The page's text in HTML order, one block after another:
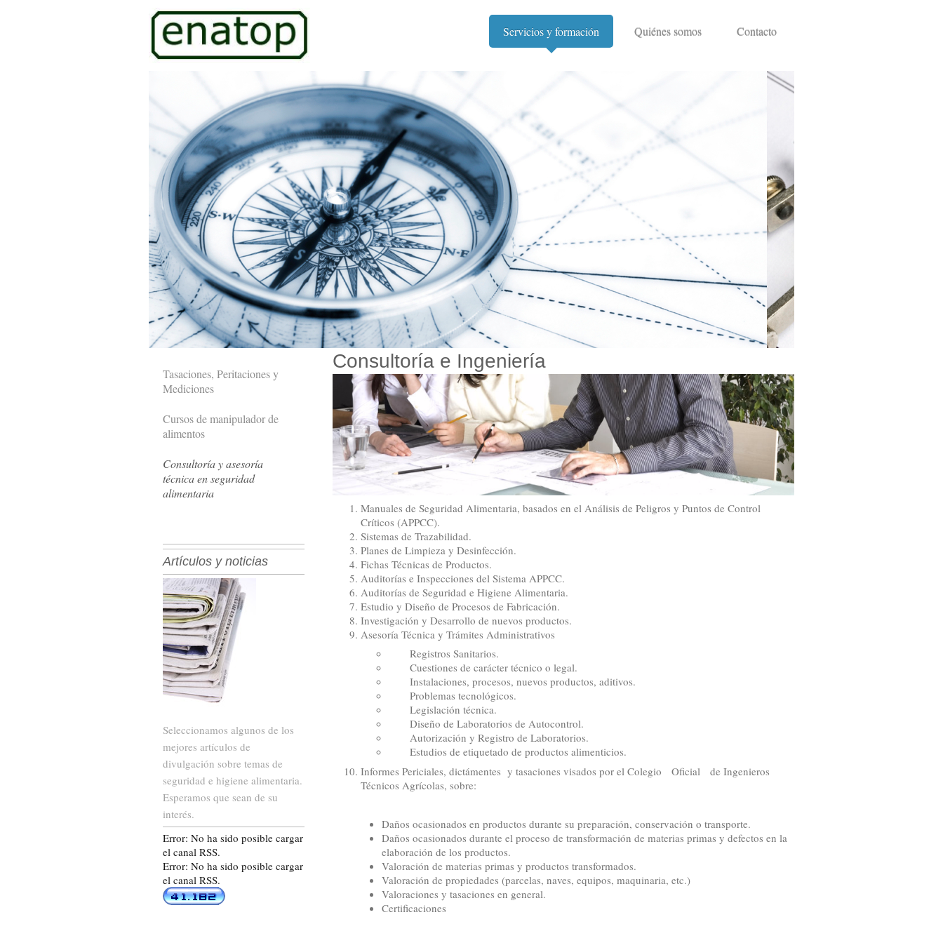
Servicios y formación Quiénes somos Contacto
Consultoría e Ingeniería
Manuales de Seguridad Alimentaria, basados en el Análisis de Peligros y Puntos de Control
Críticos (APPCC).
Sistemas de Trazabilidad.
Planes de Limpieza y Desinfección.
Fichas Técnicas de Productos.
Auditorías e Inspecciones del Sistema APPCC.
Auditorías de Seguridad e Higiene Alimentaria.
Estudio y Diseño de Procesos de Fabricación.
Investigación y Desarrollo de nuevos productos.
Asesoría Técnica y Trámites Administrativos
Registros Sanitarios.
Cuestiones de carácter técnico o legal.
Instalaciones, procesos, nuevos productos, aditivos.
Problemas tecnológicos.
Legislación técnica.
Diseño de Laboratorios de Autocontrol.
Autorización y Registro de Laboratorios.
Estudios de etiquetado de productos alimenticios.
Informes Periciales, dictámentes y tasaciones visados por el Colegio Oficial de Ingenieros
Técnicos Agrícolas, sobre:
Daños ocasionados en productos durante su preparación, conservación o transporte.
Daños ocasionados durante el proceso de transformación de materias primas y defectos en la
elaboración de los productos.
Valoración de materias primas y productos transformados.
Valoración de propiedades (parcelas, naves, equipos, maquinaria, etc.)
Valoraciones y tasaciones en general.
Certificaciones
Tasaciones, Peritaciones y
Mediciones
Cursos de manipulador de
alimentos
Consultoría y asesoría
técnica en seguridad
alimentaria
Artículos y noticias
Seleccionamos algunos de los
mejores artículos de
divulgación sobre temas de
seguridad e higiene alimentaria.
Esperamos que sean de su
interés.
Error: No ha sido posible cargar
el canal RSS.
Error: No ha sido posible cargar
el canal RSS.